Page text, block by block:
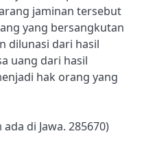
jaminan tersebut
yang bersangkutan
dilunasi dari hasil
uang dari hasil
hak orang yang
di Jawa. 285670)